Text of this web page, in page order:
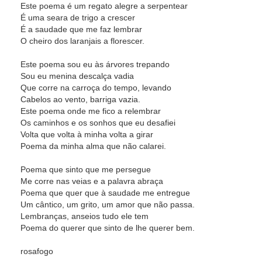
Este poema é um regato alegre a serpentear
É uma seara de trigo a crescer
É a saudade que me faz lembrar
O cheiro dos laranjais a florescer.
Este poema sou eu às árvores trepando
Sou eu menina descalça vadia
Que corre na carroça do tempo, levando
Cabelos ao vento, barriga vazia.
Este poema onde me fico a relembrar
Os caminhos e os sonhos que eu desafiei
Volta que volta à minha volta a girar
Poema da minha alma que não calarei.
Poema que sinto que me persegue
Me corre nas veias e a palavra abraça
Poema que quer que à saudade me entregue
Um cântico, um grito, um amor que não passa.
Lembranças, anseios tudo ele tem
Poema do querer que sinto de lhe querer bem.
rosafogo